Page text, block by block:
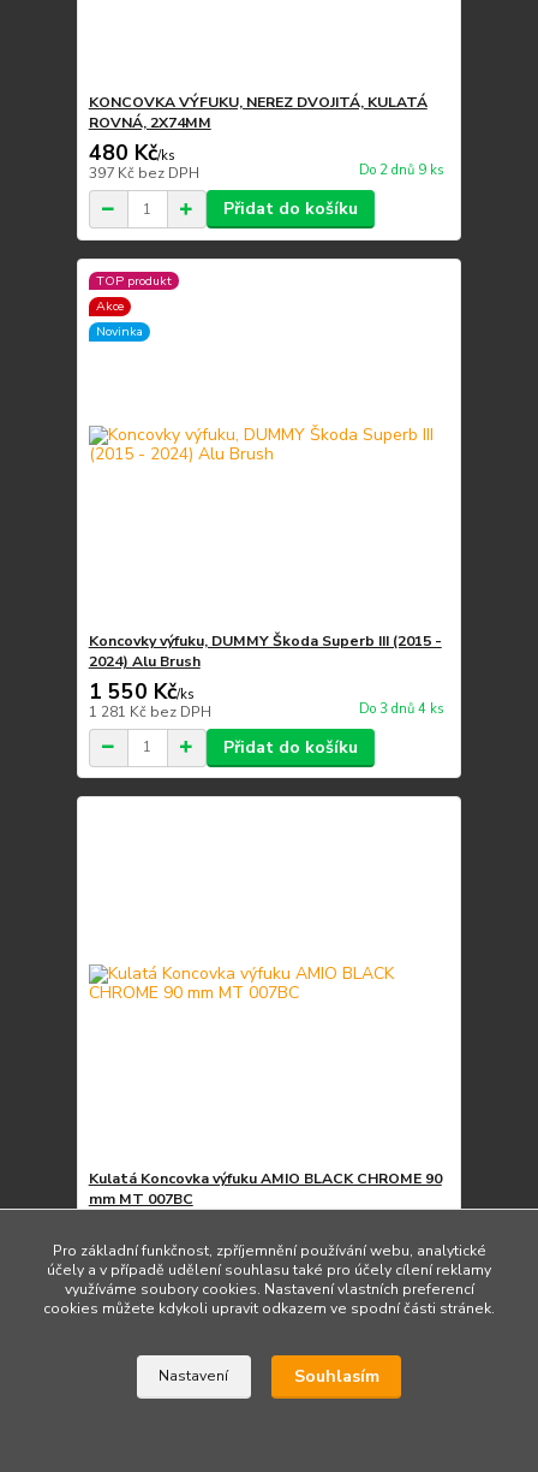
KONCOVKA VÝFUKU, NEREZ DVOJITÁ, KULATÁ
ROVNÁ, 2X74MM
480 Kč/ks
397 Kč bez DPH Do 2 dnů 9 ks
Přidat do košíku
TOP produkt
Akce
Novinka
Koncovky výfuku, DUMMY Škoda Superb III (2015 -
2024) Alu Brush
1 550 Kč/ks
1 281 Kč bez DPH Do 3 dnů 4 ks
Přidat do košíku
Kulatá Koncovka výfuku AMIO BLACK CHROME 90
mm MT 007BC
321 Kčbez DPH Do 2 dnů 1 ks
Přidat do košíku
Načíst další produkty (6)
Pro základní funkčnost, zpříjemnění používání webu, analytické
účely a v případě udělení souhlasu také pro účely cílení reklamy
využíváme soubory cookies. Nastavení vlastních preferencí
cookies můžete kdykoli upravit odkazem ve spodní části stránek.
Nastavení Souhlasím